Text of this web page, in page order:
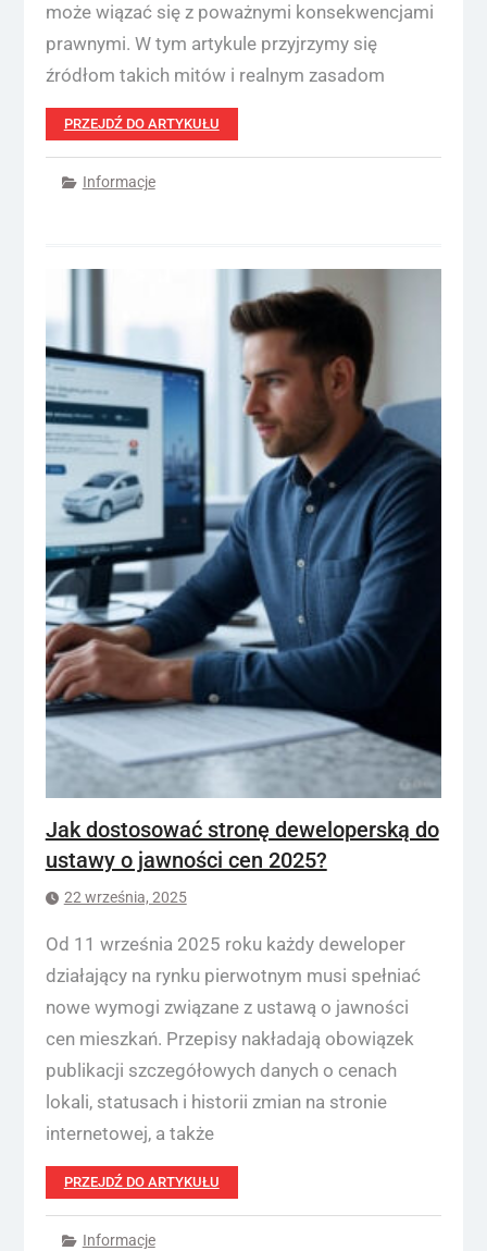
może wiązać się z poważnymi konsekwencjami
prawnymi. W tym artykule przyjrzymy się
źródłom takich mitów i realnym zasadom
PRZEJDŹ DO ARTYKUŁU
Informacje
Jak dostosować stronę deweloperską do
ustawy o jawności cen 2025?
22 września, 2025
Od 11 września 2025 roku każdy deweloper
działający na rynku pierwotnym musi spełniać
nowe wymogi związane z ustawą o jawności
cen mieszkań. Przepisy nakładają obowiązek
publikacji szczegółowych danych o cenach
lokali, statusach i historii zmian na stronie
internetowej, a także
PRZEJDŹ DO ARTYKUŁU
Informacje